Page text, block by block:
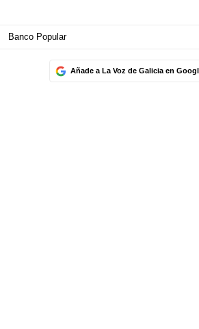
Banco Popular
Añade a La Voz de Galicia en